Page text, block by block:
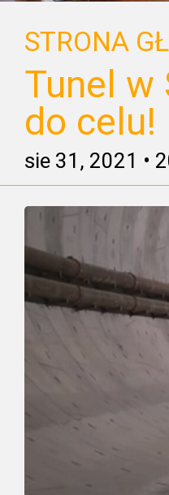
STRONA
Tunel
do celu!
sie 31, 2021 •